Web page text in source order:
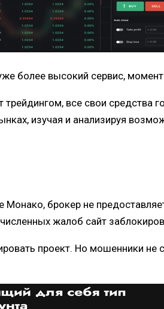
более высокий сервис,
трейдингом, все свои
изучая и анализируя
брокер не
жалоб сайт
проект. Но мошенники